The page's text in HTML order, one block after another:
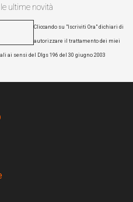
ultime novità
Cliccando su "Iscriviti Ora" dichiari di
autorizzare il trattamento dei miei
ai sensi del Dlgs 196 del 30 giugno 2003